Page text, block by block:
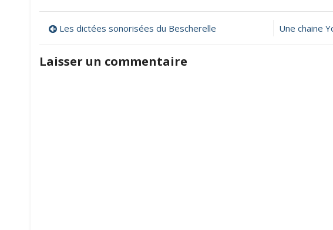
contes
Navigation
de
l’article
Les dictées sonorisées du Bescherelle
Laisser un commentaire